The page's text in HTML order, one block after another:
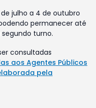
julho a 4 de outubro
permanecer até
turno.
consultadas
aos Agentes Públicos
pela